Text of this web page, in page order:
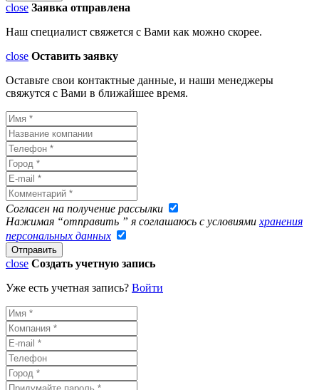
close Заявка отправлена
Наш специалист свяжется с Вами как можно скорее.
close Оставить заявку
Оставьте свои контактные данные, и наши менеджеры
свяжутся с Вами в ближайшее время.
Согласен на получение рассылки
Нажимая “отправить ” я соглашаюсь с условиями хранения
персональных данных
close Создать учетную запись
Уже есть учетная запись? Войти